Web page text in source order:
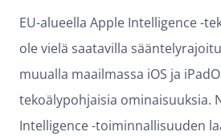
EU-alueella Apple Intelligence -
ole vielä saatavilla
muualla maailmassa iOS ja
tekoälypohjaisia ominaisuuksia.
Intelligence -toiminnallisuuden